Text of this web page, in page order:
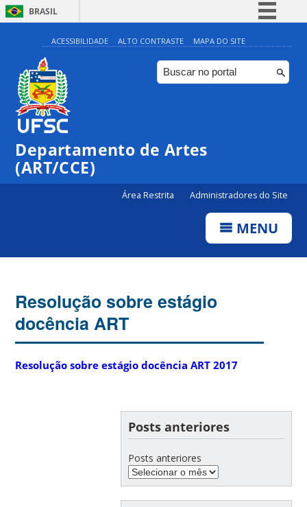
BRASIL
Simplifique!
Comunica BR
Participe
Canais
ACESSIBILIDADE ALTO CONTRASTE MAPA DO SITE
Departamento de Artes
(ART/CCE)
Área Restrita Administradores do Site
MENU
Resolução sobre estágio
docência ART
Resolução sobre estágio docência ART 2017
Posts anteriores
Posts anteriores